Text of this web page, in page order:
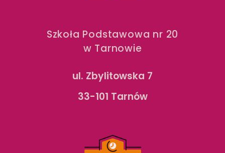
Szkoła Podstawowa nr 20
w Tarnowie
ul. Zbylitowska 7
33-101 Tarnów